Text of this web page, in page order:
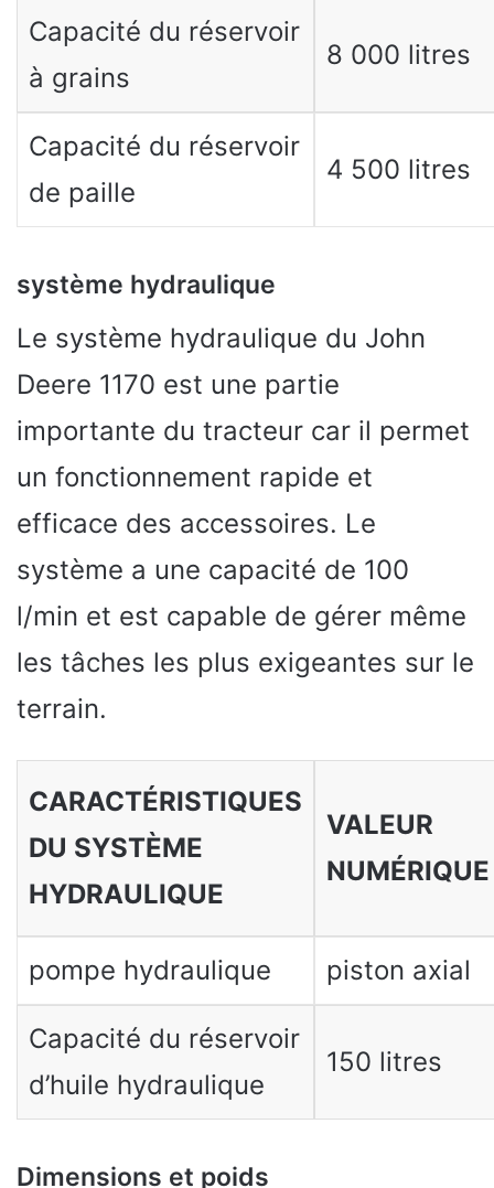
Capacité du réservoir
à grains
8 000 litres
Capacité du réservoir
de paille
4 500 litres
système hydraulique
Le système hydraulique du John
Deere 1170 est une partie
importante du tracteur car il permet
un fonctionnement rapide et
efficace des accessoires. Le
système a une capacité de 100
l/min et est capable de gérer même
les tâches les plus exigeantes sur le
terrain.
CARACTÉRISTIQUES
DU SYSTÈME
HYDRAULIQUE
VALEUR
NUMÉRIQUE
pompe hydraulique piston axial
Capacité du réservoir
d’huile hydraulique
150 litres
Dimensions et poids